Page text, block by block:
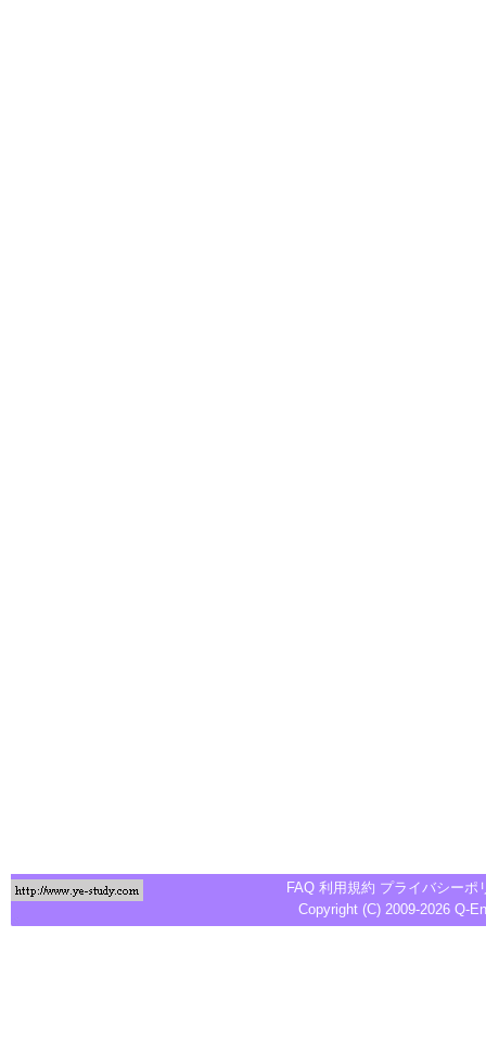
FAQ 利用規約 プライバシーポ
Copyright (C) 2009-2026 Q-